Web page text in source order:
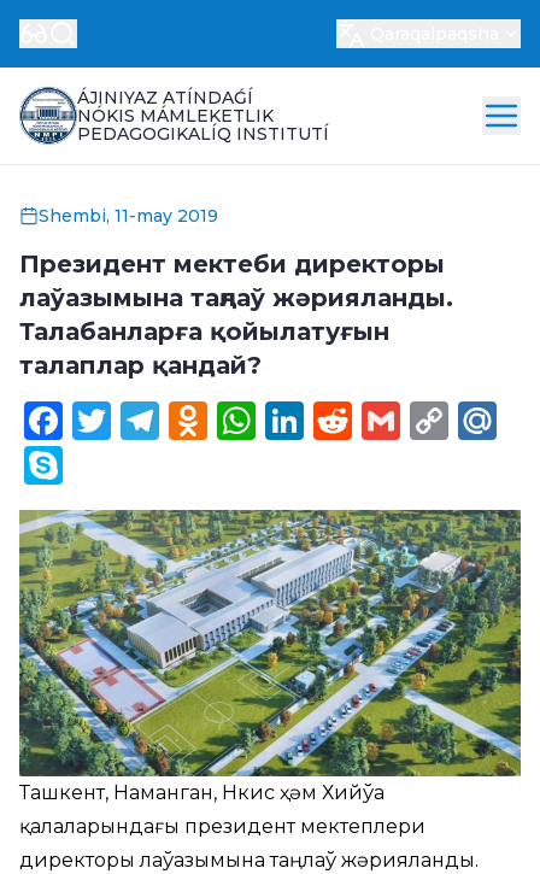
ÁJINIYAZ ATÍNDAǴÍ
NÓKIS MÁMLEKETLIK
PEDAGOGIKALÍQ INSTITUTÍ
Shembi, 11-may 2019
Президент мектеби директоры
лаўазымына таңлаў жәрияланды.
Талабанларға қойылатуғын
талаплар қандай?
Facebook
Twitter
Telegram
Odnoklassniki
WhatsApp
LinkedIn
Reddit
Gmail
Ташкент, Наманган, Нөкис ҳәм Хийўа
қалаларындағы президент мектеплери
директоры лаўазымына таңлаў жәрияланды.